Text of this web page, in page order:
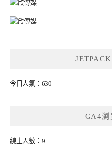
今日人氣：630
GA4瀏
線上人數：9